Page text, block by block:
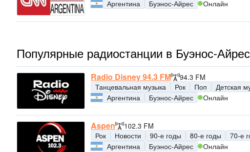
Аргентина
Буэнос-Айрес Онлайн
Популярные радиостанции в Буэнос-Айрес
Radio Disney 94.3 FM
94.3 FM
Танцевальная музыка
Рок Поп Детская
Аргентина
Буэнос-Айрес Онлайн
Aspen
102.3 FM
Рок
Новости 90-е годы 80-е годы
70-е
Аргентина
Буэнос-Айрес Онлайн